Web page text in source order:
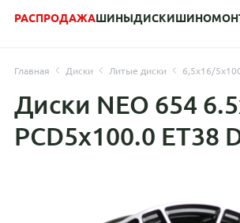
РАСПРОДАЖАШИНЫДИСКИ
Главная Диски Литые диски 6,5x16/
Диски NEO 654
PCD5x100.0 ET38